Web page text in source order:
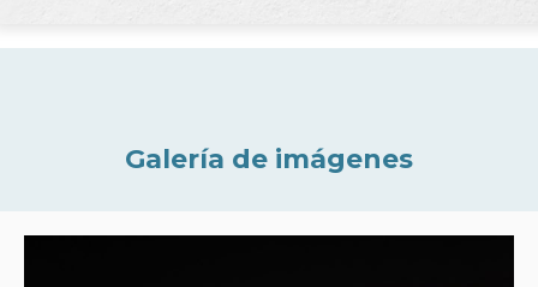
Galería de imágenes